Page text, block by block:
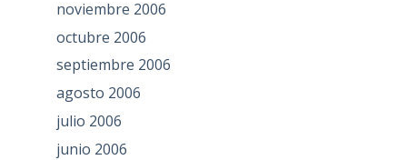
noviembre 2006
octubre 2006
septiembre 2006
agosto 2006
julio 2006
junio 2006